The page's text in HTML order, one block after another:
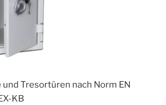
Tresortüren nach Norm EN
KB